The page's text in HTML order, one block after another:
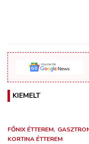
KIEMELT
FŐNIX ÉTTEREM
KORTINA ÉTTEREM